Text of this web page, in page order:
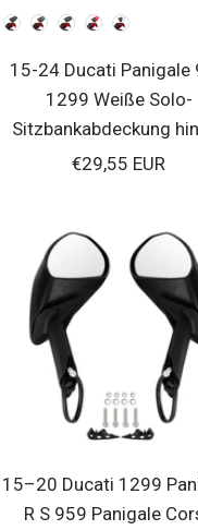
Farben
15-24 Ducati Panigale
1299 Weiße Solo-
Sitzbankabdeckung
Verkaufspreis
€29,55 EUR
15–20 Ducati 1299
R S 959 Panigale